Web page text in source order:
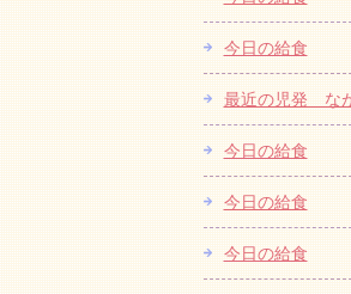
今日の給食
最近の児発 な
今日の給食
今日の給食
今日の給食